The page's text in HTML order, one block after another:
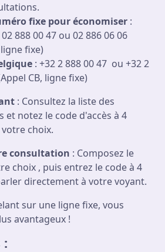
fixe pour économiser :
02 888 00 47 ou 02 886 06 06
fixe)
: +32 2 888 00 47 ou +32 2
CB, ligne fixe)
: Consultez la liste des
et notez le code d'accès à 4
choix.
consultation : Composez le
choix , puis entrez le code à 4
directement à votre voyant.
sur une ligne fixe, vous
avantageux !
: